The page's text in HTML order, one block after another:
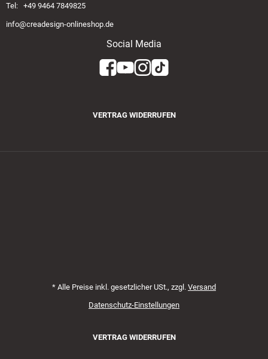
Tel: +49 9464 7849825
info@creadesign-onlineshop.de
Social Media
VERTRAG WIDERRUFEN
* Alle Preise inkl. gesetzlicher USt., zzgl. Versand
Datenschutz-Einstellungen
VERTRAG WIDERRUFEN